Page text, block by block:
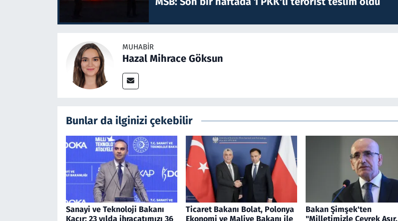
MUHABIR
Hazal Mihrace Göksun
Bunlar da ilginizi çekebilir
Sanayi ve Teknoloji Bakanı
Kacır: 23 yılda ihracatımızı 36
Ticaret Bakanı Bolat, Polonya
Ekonomi ve Maliye Bakanı ile
Bakan Şimşek'ten
"Milletimizle Çeyrek Asır,